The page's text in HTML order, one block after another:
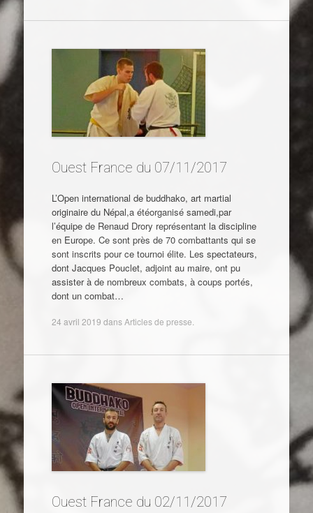
Ouest France du 07/11/2017
L’Open international de buddhako, art martial
originaire du Népal,a étéorganisé samedi,par
l’équipe de Renaud Drory représentant la discipline
en Europe. Ce sont près de 70 combattants qui se
sont inscrits pour ce tournoi élite. Les spectateurs,
dont Jacques Pouclet, adjoint au maire, ont pu
assister à de nombreux combats, à coups portés,
dont un combat…
24 avril 2019 dansArticles de presse
Ouest France du 02/11/2017